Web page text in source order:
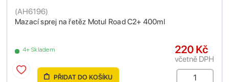
Mazací sprej na řetěz Motul Road C2+ 400ml
(AH6196)
4+ Skladem 220 Kč
včetně DPH
PŘIDAT DO KOŠÍKU